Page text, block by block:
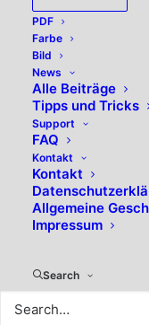
PDF
Farbe
Bild
News
Alle Beiträge
Tipps und Tricks
Support
FAQ
Kontakt
Kontakt
Allgemeine
Impressum
Search